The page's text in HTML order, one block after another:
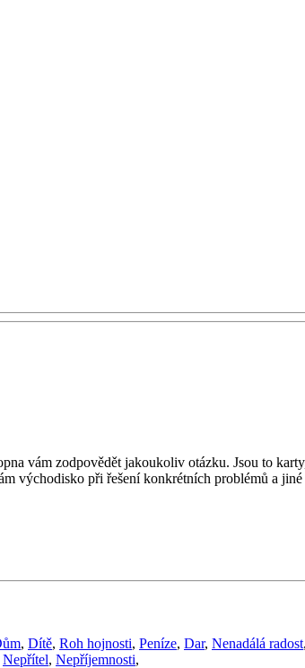
vám zodpovědět jakoukoliv otázku. Jsou to
východisko při řešení konkrétních problémů a jiné
, Dítě, Roh hojnosti, Peníze, Dar, Nenadálá radost,
Nepřítel, Nepříjemnosti,